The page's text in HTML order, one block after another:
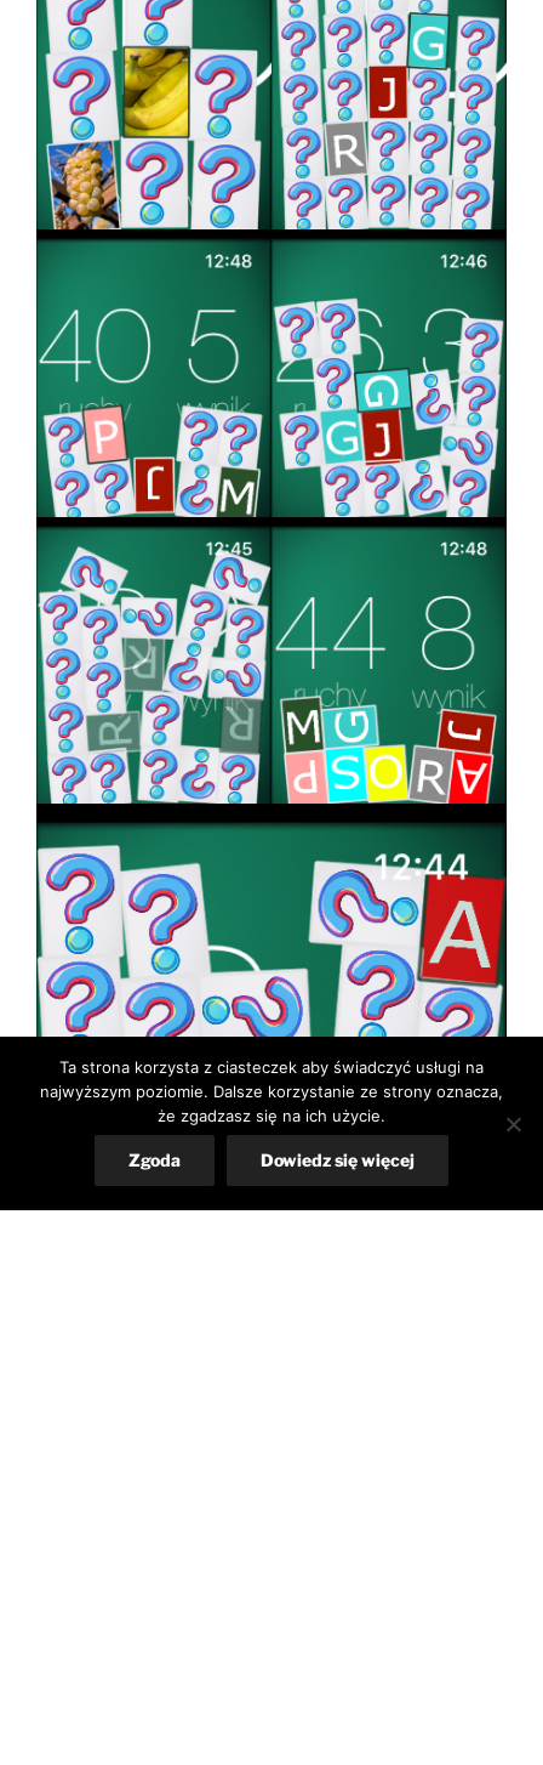
Ta strona korzysta z ciasteczek aby świadczyć usługi na
najwyższym poziomie. Dalsze korzystanie ze strony oznacza,
że zgadzasz się na ich użycie.
Zgoda Dowiedz się więcej